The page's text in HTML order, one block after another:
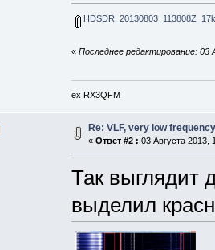
« Последнее редактирование: 03
ex RX3QFM
Re: VLF, very low
« Ответ #2 : 03 Августа 2013,
Так выглядит
выделил